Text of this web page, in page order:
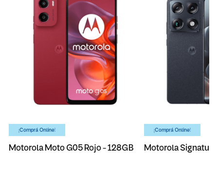
¡Comprá Online!
Motorola Moto G05 Rojo - 128GB
¡Comprá Online!
Motorola Signature